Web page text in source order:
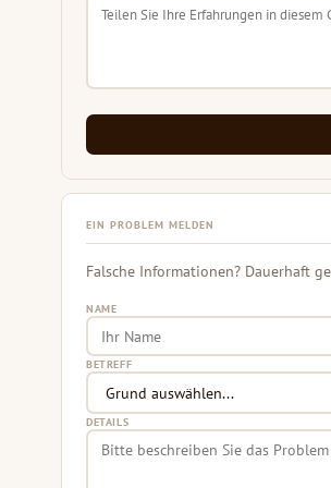
EIN PROBLEM MELDEN
Falsche Informationen? Dauerhaft
NAME
BETREFF
DETAILS